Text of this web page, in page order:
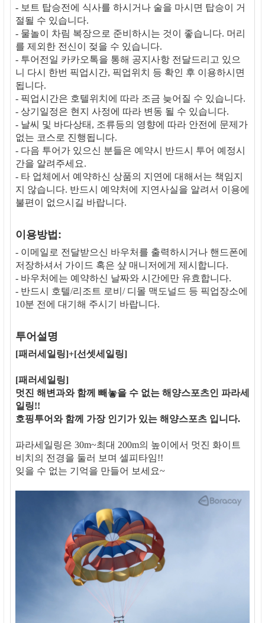
- 보트 탑승전에 식사를 하시거나 술을 마시면 탑승이 거
절될 수 있습니다.
- 물놀이 차림 복장으로 준비하시는 것이 좋습니다. 머리
를 제외한 전신이 젖을 수 있습니다.
- 투어전일 카카오톡을 통해 공지사항 전달드리고 있으
니 다시 한번 픽업시간, 픽업위치 등 확인 후 이용하시면
됩니다.
- 픽업시간은 호텔위치에 따라 조금 늦어질 수 있습니다.
- 상기일정은 현지 사정에 따라 변동 될 수 있습니다.
- 날씨 및 바다상태, 조류등의 영향에 따라 안전에 문제가
없는 코스로 진행됩니다.
- 다음 투어가 있으신 분들은 예약시 반드시 투어 예정시
간을 알려주세요.
- 타 업체에서 예약하신 상품의 지연에 대해서는 책임지
지 않습니다. 반드시 예약처에 지연사실을 알려서 이용에
불편이 없으시길 바랍니다.
이용방법:
- 이메일로 전달받으신 바우처를 출력하시거나 핸드폰에
저장하셔서 가이드 혹은 샾 매니저에게 제시합니다.
- 바우처에는 예약하신 날짜와 시간에만 유효합니다.
- 반드시 호텔/리조트 로비/ 디몰 맥도널드 등 픽업장소에
10분 전에 대기해 주시기 바랍니다.
투어설명
[패러세일링]+[선셋세일링]
[패러세일링]
멋진 해변과와 함께 빼놓을 수 없는 해양스포츠인 파라세
일링!!
호핑투어와 함께 가장 인기가 있는 해양스포츠 입니다.
파라세일링은 30m~최대 200m의 높이에서 멋진 화이트
비치의 전경을 둘러 보며 셀피타임!!
잊을 수 없는 기억을 만들어 보세요~